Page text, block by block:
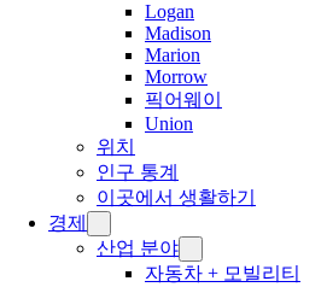
Logan
Madison
Marion
Morrow
픽어웨이
Union
위치
인구 통계
이곳에서 생활하기
경제
산업 분야
자동차 + 모빌리티